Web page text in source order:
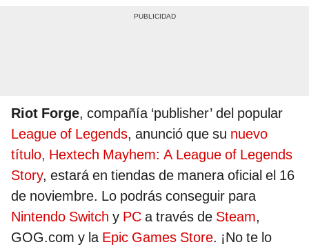
Riot Forge, compañía ‘publisher’ del popular
League of Legends, anunció que su nuevo
título, Hextech Mayhem: A League of Legends
Story, estará en tiendas de manera oficial el 16
de noviembre. Lo podrás conseguir para
Nintendo Switch y PC a través de Steam,
GOG.com y la Epic Games Store. ¡No te lo